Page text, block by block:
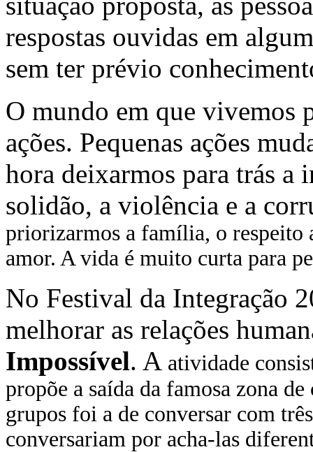
respostas ouvidas em
sem ter prévio
O mundo em que vivemos
ações. Pequenas ações
hora deixarmos para trás a
solidão, a violência e a
priorizarmos a família, o respeito
amor. A vida é muito curta para
No Festival da Integração
melhorar as relações
Impossível. A atividade
propõe a saída da famosa zona
grupos foi a de conversar com
conversariam por acha-las